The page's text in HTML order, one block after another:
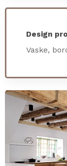
Design
Vaske,